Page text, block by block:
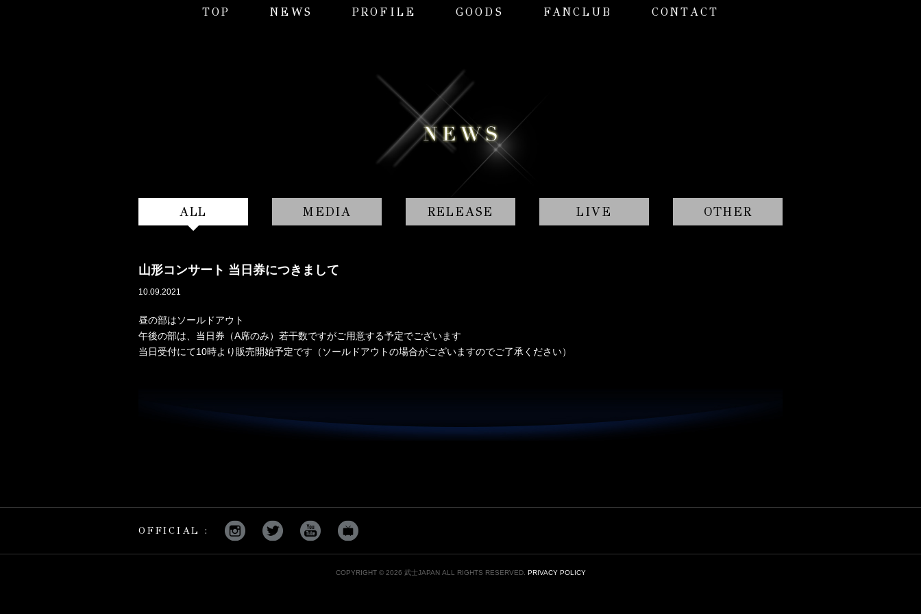
TOP NEWS PROFILE GOODS FANCLUB CONTACT
ALL MEDIA RELEASE LIVE OTHER
山形コンサート 当日券につきまして
10.09.2021
昼の部はソールドアウト
午後の部は、当日券（A席のみ）若干数ですがご用意する予定でございます
当日受付にて10時より販売開始予定です（ソールドアウトの場合がございますのでご了承ください）
OFFICIAL :
COPYRIGHT © 2026 武士JAPAN ALL RIGHTS RESERVED. PRIVACY POLICY